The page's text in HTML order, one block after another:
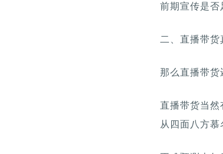
前期宣传是否
二、直播带货
那么直播带货
直播带货当
从四面八方